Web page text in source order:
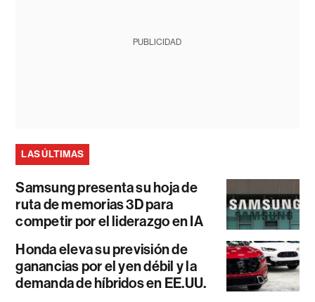
PUBLICIDAD
LAS ÚLTIMAS
Samsung presenta su hoja de
ruta de memorias 3D para
competir por el liderazgo en IA
Honda eleva su previsión de
ganancias por el yen débil y la
demanda de híbridos en EE.UU.